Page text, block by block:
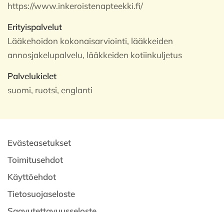
https://www.inkeroistenapteekki.fi/
Erityispalvelut
Lääkehoidon kokonaisarviointi, lääkkeiden
annosjakelupalvelu, lääkkeiden kotiinkuljetus
Palvelukielet
suomi, ruotsi, englanti
Evästeasetukset
Toimitusehdot
Käyttöehdot
Tietosuojaseloste